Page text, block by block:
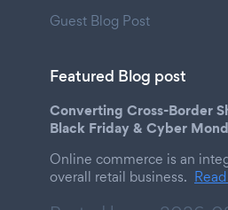
Guest Blog Post
Featured Blog post
Converting Cross-Border
Black Friday & Cyber
Online commerce is an
overall retail business.